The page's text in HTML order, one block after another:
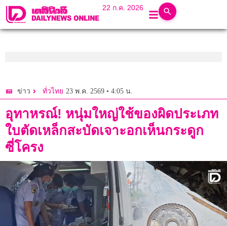
22 ก.ค. 2026
ข่าว ทั่วไทย 23 พ.ค. 2569 • 4:05 น.
อุทาหรณ์! หนุ่มใหญ่ใช้ของผิดประเภท
ใบตัดเหล็กสะบัดเจาะอกเห็นกระดูก
ซี่โครง